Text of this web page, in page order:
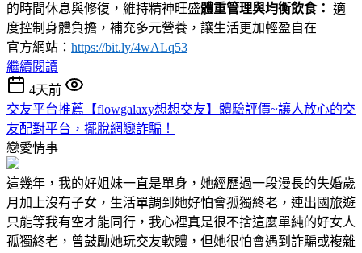
的時間休息與修復，維持精神旺盛體重管理與均衡飲食： 適
度控制身體負擔，補充多元營養，讓生活更加輕盈自在
官方網站： https://bit.ly/4wALq53
繼續閱讀
4天前
交友平台推薦【flowgalaxy想想交友】體驗評價~讓人放心的交
友配對平台，擺脫網戀詐騙！
戀愛情事
這幾年，我的好姐妹一直是單身，她經歷過一段漫長的失婚歲
月加上沒有子女，生活單調到她好怕會孤獨終老，連出國旅遊
只能等我有空才能同行，我心裡真是很不捨這麼單純的好女人
孤獨終老，曾鼓勵她玩交友軟體，但她很怕會遇到詐騙或複雜